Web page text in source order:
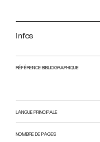
Infos
RÉFÉRENCE BIBLIOGRAPHIQUE
LANGUE PRINCIPALE
NOMBRE DE PAGES